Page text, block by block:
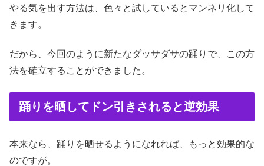
やる気を出す方法は、色々と試しているとマンネリ化して
きます。
だから、今回のように新たなダッサダサの踊りで、この方
法を確立することができました。
踊りを晒してドン引きされると逆効果
本来なら、踊りを晒せるようになれれば、もっと効果的な
のですが。